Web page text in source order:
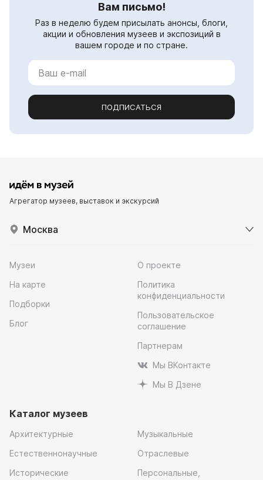
Вам письмо!
Раз в неделю будем присылать анонсы, блоги,
акции и обновления музеев и экспозиций в
вашем городе и по стране.
ПОДПИСАТЬСЯ
Агрегатор музеев, выставок и экскурсий
Москва
Музеи
На карте
Подборки
Блог
О проекте
Политика
конфиденциальности
Пользовательское
соглашение
Партнерам
Мы ВКонтакте
Мы В Дзене
Каталог музеев
Архитектурные
Естественнонаучные
Исторические
Музыкальные
Отраслевые
Персональные,